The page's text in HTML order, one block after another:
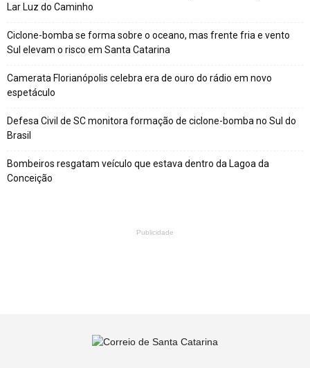
Lar Luz do Caminho
Ciclone-bomba se forma sobre o oceano, mas frente fria e vento
Sul elevam o risco em Santa Catarina
Camerata Florianópolis celebra era de ouro do rádio em novo
espetáculo
Defesa Civil de SC monitora formação de ciclone-bomba no Sul do
Brasil
Bombeiros resgatam veículo que estava dentro da Lagoa da
Conceição
Publicidade